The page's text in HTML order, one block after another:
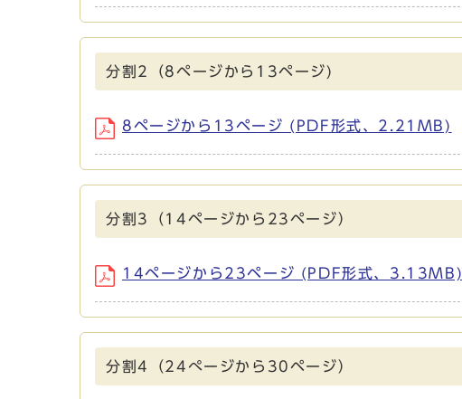
分割2（8ページから13ページ)
8ページから13ページ (PDF形式、2.21MB)
分割3（14ページから23ページ）
14ページから23ページ (PDF形式、3.13MB)
分割4（24ぺージから30ページ）